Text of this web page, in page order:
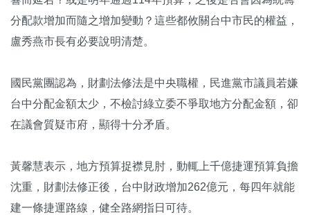
分配款增加而隨之增加變動？這些都攸關台中市民的權益，
盧秀燕市長有必要說明清楚。
國民黨團認為，財劃法修法是中央職權，民進黨市議員若嫌
台中分配金額太少，不檢討綠立委不爭取地方分配金額，卻
在議會質疑市府，顯得十分矛盾。
黃馨慧表示，地方預算捉襟見肘，動輒上千億捷運預算負擔
沈重，財劃法修正後，台中財政增加262億元，每四年就能
建一條捷運路線，健全路網指日可待。